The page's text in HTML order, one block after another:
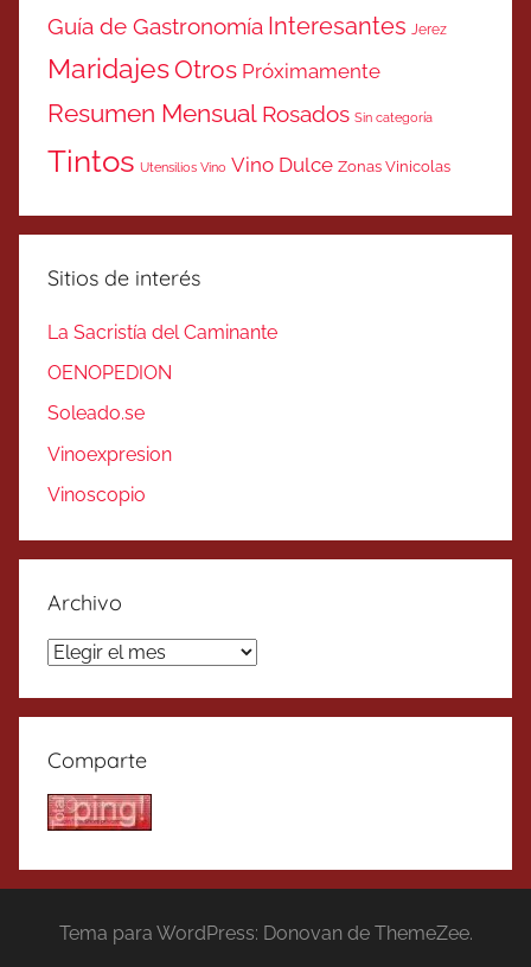
Guía de Gastronomía Interesantes Jerez
MaridajesOtros Próximamente
Resumen Mensual Rosados Sin categoría
Tintos Utensilios Vino Vino Dulce Zonas Vinicolas
Sitios de interés
La Sacristía del Caminante
OENOPEDION
Soleado.se
Vinoexpresion
Vinoscopio
Archivo
Archivo
Comparte
Tema para WordPress: Donovan de ThemeZee.